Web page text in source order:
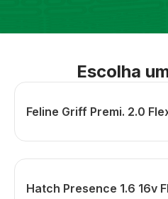
Escolha
Feline Griff Premi. 2.0
Hatch Presence 1.6 16v